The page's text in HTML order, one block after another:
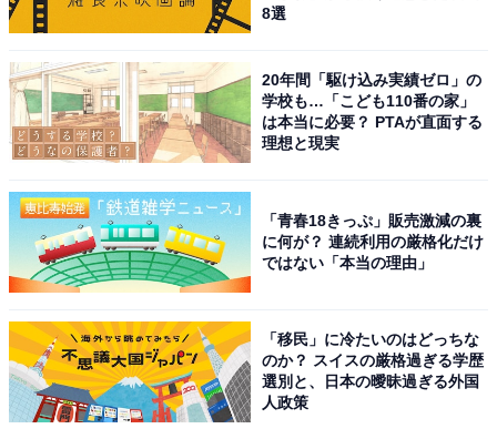
8選
20年間「駆け込み実績ゼロ」の
学校も…「こども110番の家」
は本当に必要？ PTAが直面する
理想と現実
「青春18きっぷ」販売激減の裏
に何が？ 連続利用の厳格化だけ
ではない「本当の理由」
「移民」に冷たいのはどっちな
のか？ スイスの厳格過ぎる学歴
選別と、日本の曖昧過ぎる外国
人政策